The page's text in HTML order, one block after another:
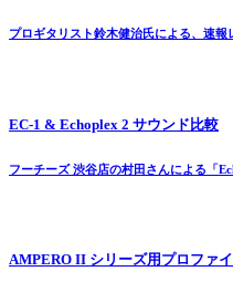
プロギタリスト鈴木健治氏による、速
EC-1 & Echoplex 2 サウンド比較
フーチーズ 渋谷店の村田さんによる「
AMPERO II シリーズ用プロファ